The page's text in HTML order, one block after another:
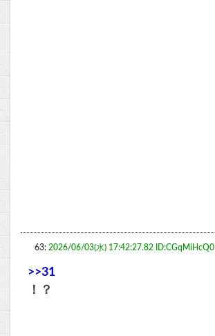
63: 2026/06/03(水) 17:42:27.82 ID:CGqMiHcQ0
>>31
！？